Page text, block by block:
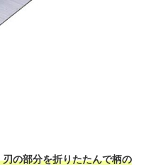
の部分を折りたたんで柄の